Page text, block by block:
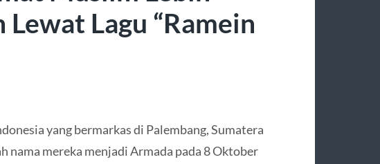
Lagu “Ramein
yang bermarkas di Palembang, Sumatera
nama mereka menjadi Armada pada 8 Oktober